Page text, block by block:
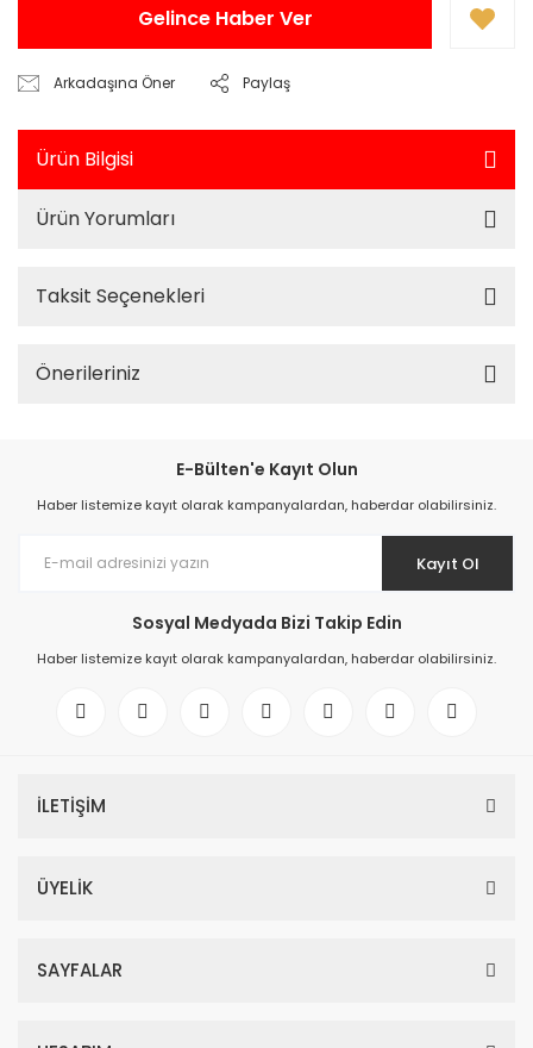
Gelince Haber Ver
Arkadaşına Öner Paylaş
Ürün Bilgisi
Ürün Yorumları
Taksit Seçenekleri
Önerileriniz
E-Bülten'e Kayıt Olun
Haber listemize kayıt olarak kampanyalardan, haberdar olabilirsiniz.
Kayıt Ol
Sosyal Medyada Bizi Takip Edin
Haber listemize kayıt olarak kampanyalardan, haberdar olabilirsiniz.
İLETİŞİM
ÜYELİK
SAYFALAR